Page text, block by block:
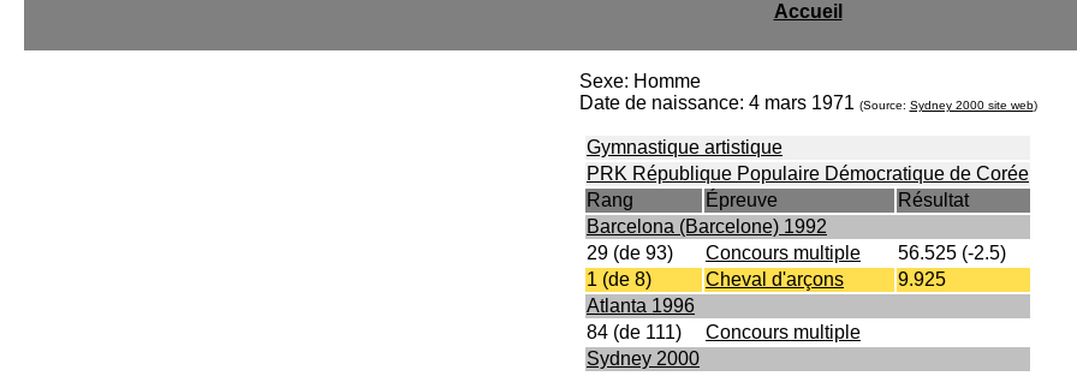
Accueil
Sexe: Homme
Date de naissance: 4 mars 1971 (Source: Sydney 2000 site web)
Gymnastique artistique
PRK République Populaire Démocratique de Corée
Rang
Épreuve
Résultat
Barcelona (Barcelone) 1992
29 (de 93)
Concours multiple
56.525 (-2.5)
1 (de 8)
Cheval d'arçons
9.925
Atlanta 1996
84 (de 111)
Concours multiple
Sydney 2000